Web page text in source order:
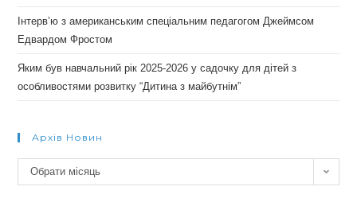
Інтерв’ю з американським спеціальним педагогом Джеймсом
Едвардом Фростом
Яким був навчальний рік 2025-2026 у садочку для дітей з
особливостями розвитку “Дитина з майбутнім”
Архів Новин
Архів
новин
Обрати місяць